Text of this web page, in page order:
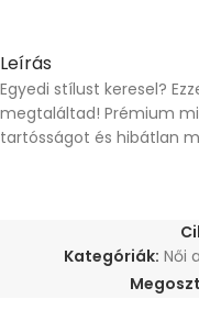
Leírás
Egyedi stílust keresel?
megtaláltad! Prémium
tartósságot és hibátlan
Kategóriák: Női